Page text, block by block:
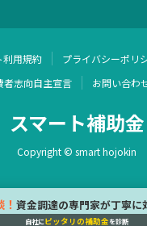
利用規約 プライバシーポリ
者志向自主宣言
お問い合わ
スマート補助金
Copyright © smart hojokin
資金調達の専門家が丁寧に
自社にピッタリの補助金を診断